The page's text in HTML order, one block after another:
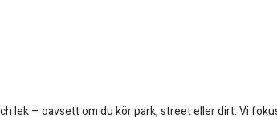
lek – oavsett om du kör park, street eller dirt. Vi